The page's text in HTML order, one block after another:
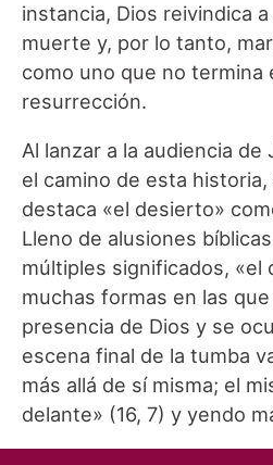
instancia, Dios reivindica
muerte y, por lo tanto,
como uno que no termina
resurrección.
Al lanzar a la audiencia
el camino de esta
destaca «el desierto»
Lleno de alusiones
múltiples significados, «el
muchas formas en las
presencia de Dios y se
escena final de la tumba
más allá de sí misma; el
delante» (16, 7) y yendo